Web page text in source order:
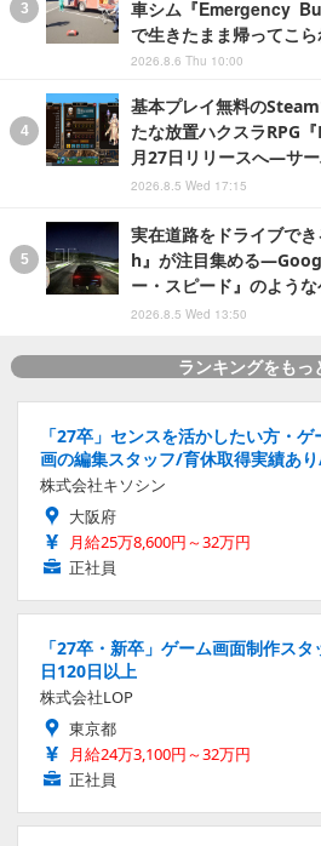
車シム『Emergency
で生きたまま帰ってこら
2026.8.6 Thu 10:00
基本プレイ無料の
たな放置ハクスラRPG
月27日リリースへ―サ
2026.8.5 Wed 17:15
実在道路をドライブで
h』が注目集める
ー・スピード』のよう
2026.8.5 Wed 13:50
ランキングをもっ
「27卒」センスを活かしたい方・
画の編集スタッフ/育休取得実績あ
株式会社キソシン
大阪府
月給25万8,600円～32万円
正社員
「27卒・新卒」ゲーム画面制作ス
日120日以上
株式会社LOP
東京都
月給24万3,100円～32万円
正社員